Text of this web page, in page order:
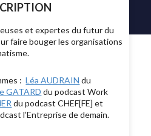
et expertes du futur du
faire bouger les organisations
:Léa AUDRAIN du
GATARD du podcast Work
du podcast CHEF[FE] et
l’Entreprise de demain.